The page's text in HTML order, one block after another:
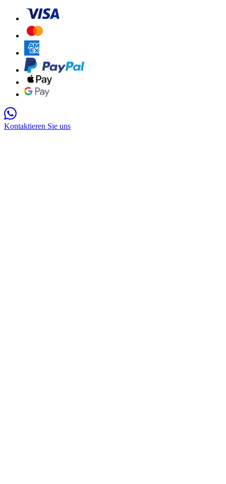
Kontaktieren Sie uns